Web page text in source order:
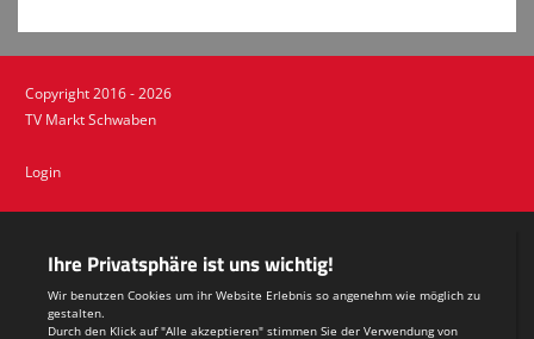
Copyright 2016 - 2026
TV Markt Schwaben
Login
Datenschutzerklärung
Teamsports 2